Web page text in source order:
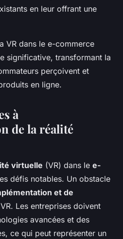
en leur offrant une
VR dans le e-commerce
significative, transformant la
perçoivent et
en ligne.
à
de la réalité
virtuelle (VR) dans le e-
défis notables. Un obstacle
et de
Les entreprises doivent
avancées et des
ce qui peut représenter un